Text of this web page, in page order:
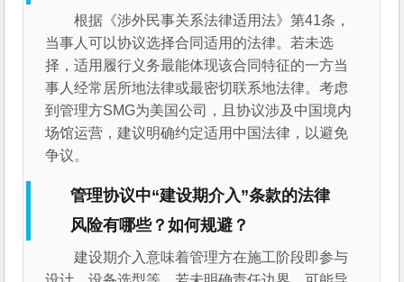
根据《涉外民事关系法律适用法》第41条，
当事人可以协议选择合同适用的法律。若未选
择，适用履行义务最能体现该合同特征的一方当
事人经常居所地法律或最密切联系地法律。考虑
到管理方SMG为美国公司，且协议涉及中国境内
场馆运营，建议明确约定适用中国法律，以避免
争议。
管理协议中“建设期介入”条款的法律
风险有哪些？如何规避？
建设期介入意味着管理方在施工阶段即参与